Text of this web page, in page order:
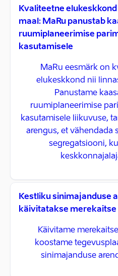
Kvaliteetne
maal: MaRu panustab
ruumiplaneerimise
kasutamisele
MaRu eesmärk on
elukeskkond nii
Panustame
ruumiplaneerimise
kasutamisele liikuvuse,
arengus, et vähendada
segregatsiooni,
Kestliku sinimajanduse
käivitatakse merekaitse
Käivitame
koostame
sinimajanduse